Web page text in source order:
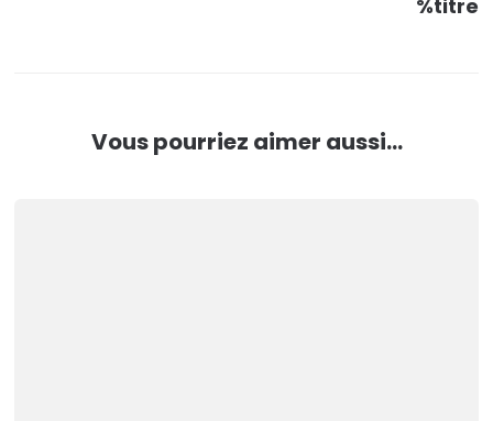
%titre
Vous pourriez aimer aussi...